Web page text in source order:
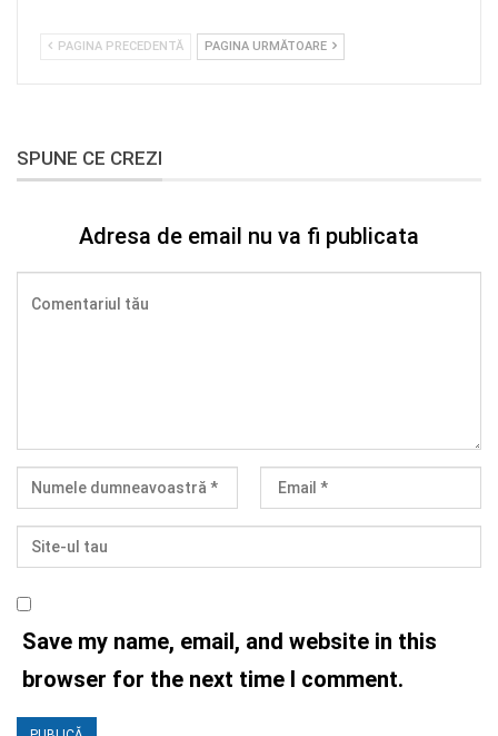
PAGINA PRECEDENTĂ PAGINA URMĂTOARE
SPUNE CE CREZI
Adresa de email nu va fi publicata
Save my name, email, and website in this
browser for the next time I comment.